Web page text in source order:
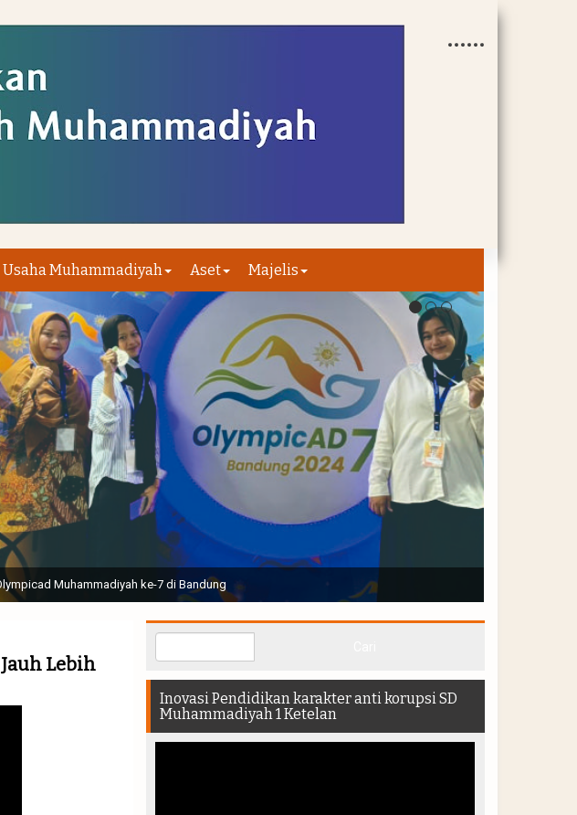
Muhammadiyah Aset Majelis
Manahan Solo || Ir. H. Joko Widodo selaku Presiden RI membuka Acara Muktamar
dan Muktamirin yang hadir di dalam stadion
Lebih
Inovasi Pendidikan karakter anti korupsi SD
Muhammadiyah 1 Ketelan